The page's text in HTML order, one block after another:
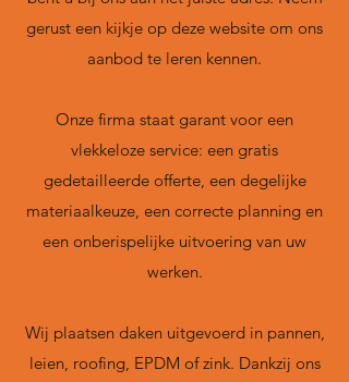
gerust een kijkje op deze website om ons
aanbod te leren kennen.
Onze firma staat garant voor een
vlekkeloze service: een gratis
gedetailleerde offerte, een degelijke
materiaalkeuze, een correcte planning en
een onberispelijke uitvoering van uw
werken.
Wij plaatsen daken uitgevoerd in pannen,
leien, roofing, EPDM of zink. Dankzij ons